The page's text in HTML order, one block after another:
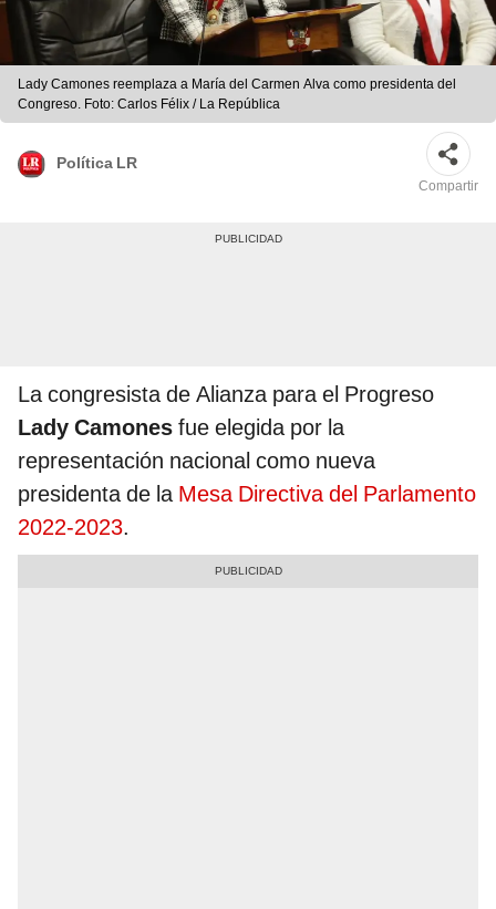
Lady Camones reemplaza a María del Carmen Alva como presidenta del
Congreso. Foto: Carlos Félix / La República
Política LR
Compartir
La congresista de Alianza para el Progreso
Lady Camones fue elegida por la
representación nacional como nueva
presidenta de la Mesa Directiva del Parlamento
2022-2023.